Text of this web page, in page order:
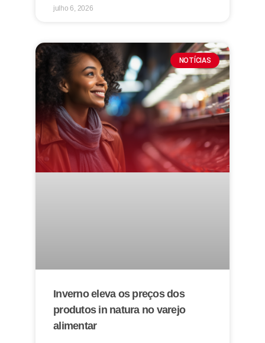
julho 6, 2026
NOTÍCIAS
Inverno eleva os preços dos
produtos in natura no varejo
alimentar